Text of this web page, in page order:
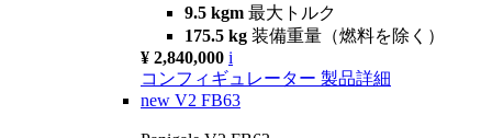
9.5 kgm 最大トルク
175.5 kg 装備重量（燃料を除く）
¥ 2,840,000 i
コンフィギュレーター 製品詳細
new V2 FB63